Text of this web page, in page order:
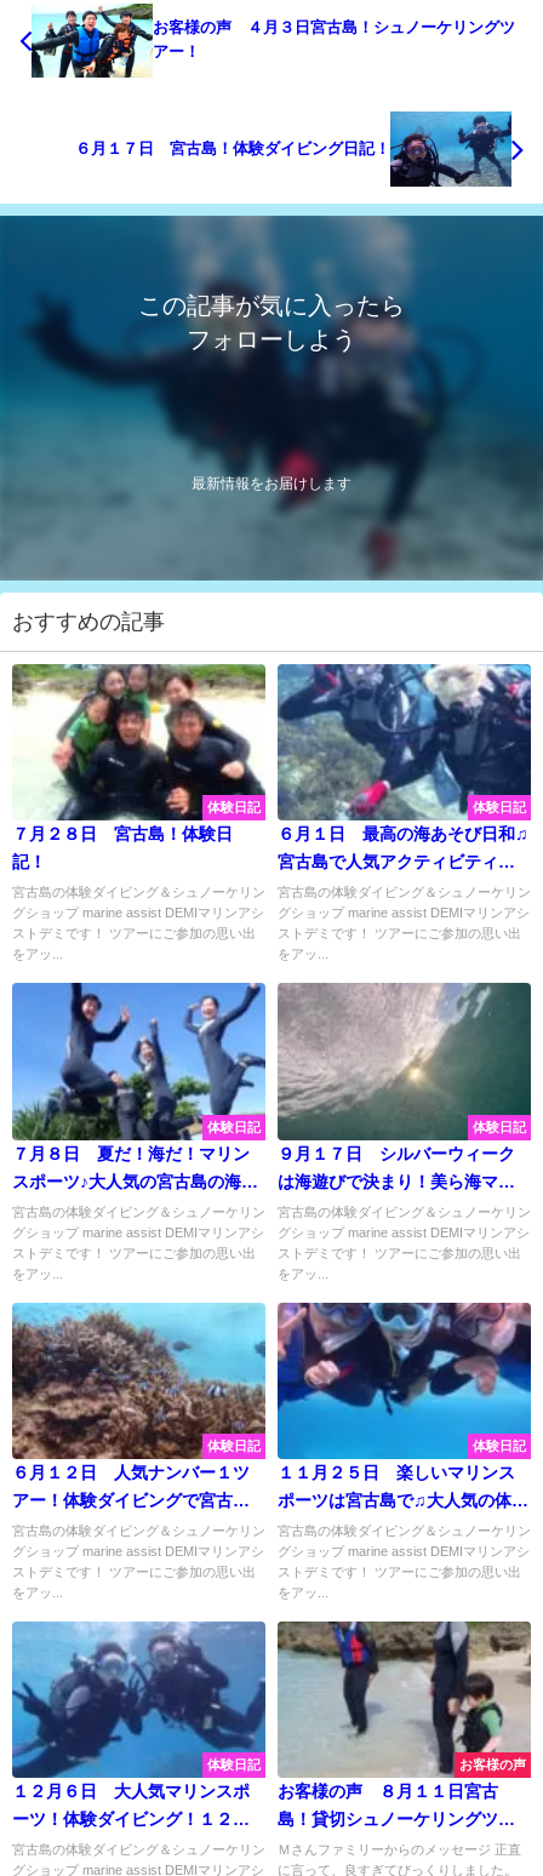
お客様の声 ４月３日宮古島！シュノーケリングツ
アー！
６月１７日 宮古島！体験ダイビング日記！
この記事が気に入ったら
フォローしよう
最新情報をお届けします
おすすめの記事
体験日記
７月２８日 宮古島！体験日
記！
宮古島の体験ダイビング＆シュノーケリン
グショップ marine assist DEMIマリンアシ
ストデミです！ ツアーにご参加の思い出
をアッ...
体験日記
６月１日 最高の海あそび日和♫
宮古島で人気アクティビティー
を体験してみよう🐠～✨
宮古島の体験ダイビング＆シュノーケリン
グショップ marine assist DEMIマリンアシ
ストデミです！ ツアーにご参加の思い出
をアッ...
体験日記
７月８日 夏だ！海だ！マリン
スポーツ♪大人気の宮古島の海を
大満喫してきました～☆
宮古島の体験ダイビング＆シュノーケリン
グショップ marine assist DEMIマリンアシ
ストデミです！ ツアーにご参加の思い出
をアッ...
体験日記
９月１７日 シルバーウィーク
は海遊びで決まり！美ら海マリ
ンスポーツ☆
宮古島の体験ダイビング＆シュノーケリン
グショップ marine assist DEMIマリンアシ
ストデミです！ ツアーにご参加の思い出
をアッ...
体験日記
６月１２日 人気ナンバー１ツ
アー！体験ダイビングで宮古島
の水中散歩♪
宮古島の体験ダイビング＆シュノーケリン
グショップ marine assist DEMIマリンアシ
ストデミです！ ツアーにご参加の思い出
をアッ...
体験日記
１１月２５日 楽しいマリンス
ポーツは宮古島で♫大人気の体験
ダイビングに
宮古島の体験ダイビング＆シュノーケリン
グショップ marine assist DEMIマリンアシ
ストデミです！ ツアーにご参加の思い出
をアッ...
体験日記
１２月６日 大人気マリンスポ
ーツ！体験ダイビング！１２月
でも楽しめちゃいます♡
宮古島の体験ダイビング＆シュノーケリン
グショップ marine assist DEMIマリンアシ
お客様の声
お客様の声 ８月１１日宮古
島！貸切シュノーケリングツア
ー！②
Ｍさんファミリーからのメッセージ 正直
に言って、良すぎてびっくりしました。